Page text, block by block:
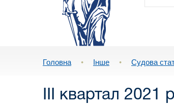
Головна • Інше • Судова
ІІІ квартал 2021